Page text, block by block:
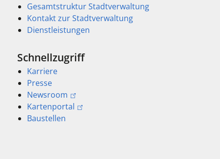
Gesamtstruktur Stadtverwaltung
Kontakt zur Stadtverwaltung
Dienstleistungen
Schnellzugriff
Karriere
Presse
Newsroom
Kartenportal
Baustellen